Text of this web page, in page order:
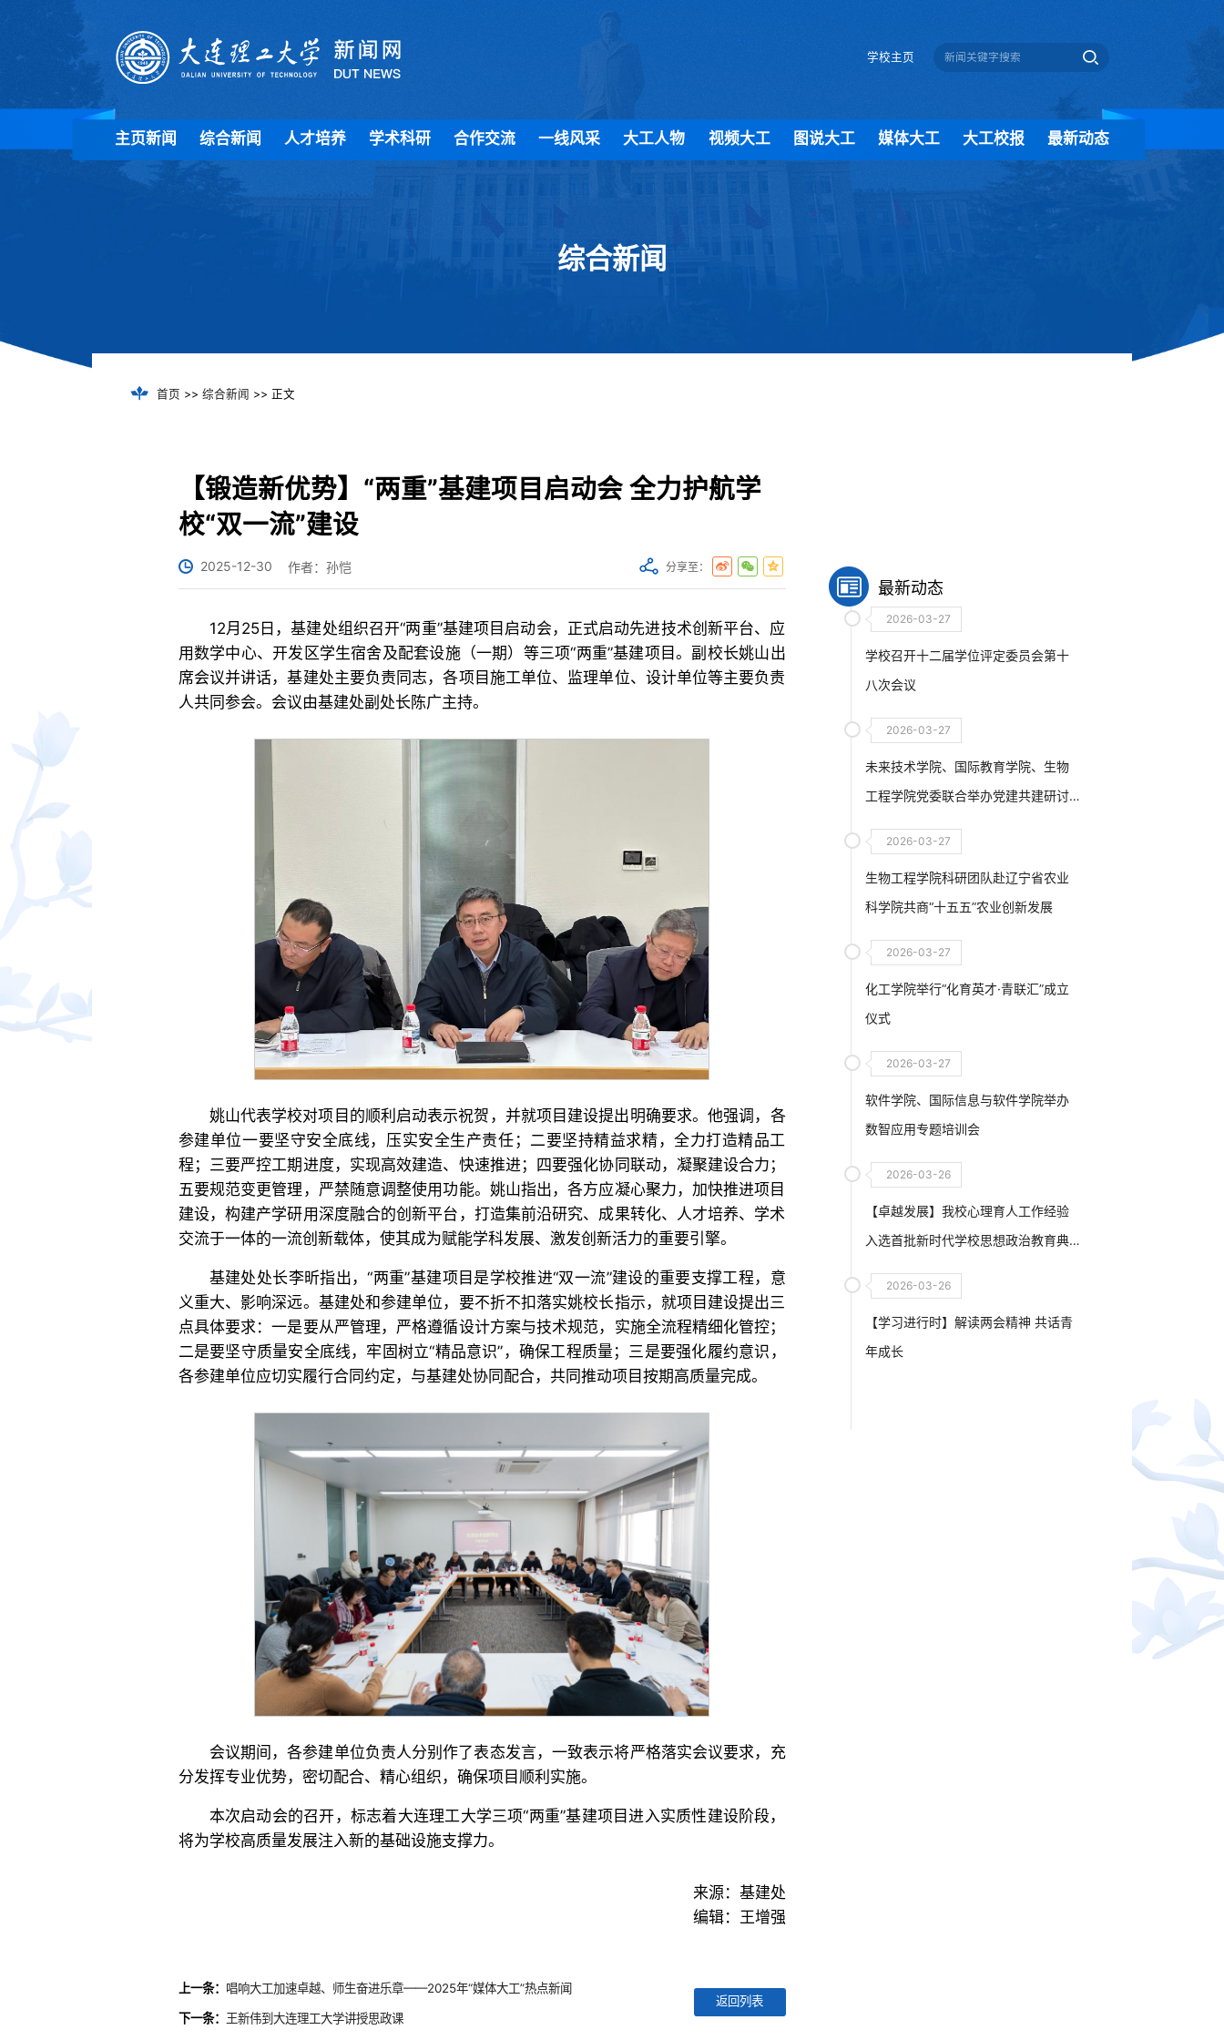
学校主页
主页新闻 综合新闻 人才培养 学术科研 合作交流 一线风采 大工人物 视频大工 图说大工 媒体大工 大工校报 最新动态
综合新闻
首页 >> 综合新闻 >> 正文
【锻造新优势】“两重”基建项目启动会 全力护航学
校“双一流”建设
2025-12-30 作者：孙恺 分享至：
12月25日，基建处组织召开“两重”基建项目启动会，正式启动先进技术创新平台、应
用数学中心、开发区学生宿舍及配套设施（一期）等三项“两重”基建项目。副校长姚山出
席会议并讲话，基建处主要负责同志，各项目施工单位、监理单位、设计单位等主要负责
人共同参会。会议由基建处副处长陈广主持。
姚山代表学校对项目的顺利启动表示祝贺，并就项目建设提出明确要求。他强调，各
参建单位一要坚守安全底线，压实安全生产责任；二要坚持精益求精，全力打造精品工
程；三要严控工期进度，实现高效建造、快速推进；四要强化协同联动，凝聚建设合力；
五要规范变更管理，严禁随意调整使用功能。姚山指出，各方应凝心聚力，加快推进项目
建设，构建产学研用深度融合的创新平台，打造集前沿研究、成果转化、人才培养、学术
交流于一体的一流创新载体，使其成为赋能学科发展、激发创新活力的重要引擎。
基建处处长李昕指出，“两重”基建项目是学校推进“双一流”建设的重要支撑工程，意
义重大、影响深远。基建处和参建单位，要不折不扣落实姚校长指示，就项目建设提出三
点具体要求：一是要从严管理，严格遵循设计方案与技术规范，实施全流程精细化管控；
二是要坚守质量安全底线，牢固树立“精品意识”，确保工程质量；三是要强化履约意识，
各参建单位应切实履行合同约定，与基建处协同配合，共同推动项目按期高质量完成。
会议期间，各参建单位负责人分别作了表态发言，一致表示将严格落实会议要求，充
分发挥专业优势，密切配合、精心组织，确保项目顺利实施。
本次启动会的召开，标志着大连理工大学三项“两重”基建项目进入实质性建设阶段，
将为学校高质量发展注入新的基础设施支撑力。
来源：基建处
编辑：王增强
上一条： 唱响大工加速卓越、师生奋进乐章——2025年“媒体大工”热点新闻
下一条： 王新伟到大连理工大学讲授思政课
返回列表
最新动态
2026-03-27
学校召开十二届学位评定委员会第十
八次会议
2026-03-27
未来技术学院、国际教育学院、生物
工程学院党委联合举办党建共建研讨
2026-03-27
生物工程学院科研团队赴辽宁省农业
科学院共商“十五五”农业创新发展
2026-03-27
化工学院举行“化育英才·青联汇”成立
仪式
2026-03-27
软件学院、国际信息与软件学院举办
数智应用专题培训会
2026-03-26
【卓越发展】我校心理育人工作经验
入选首批新时代学校思想政治教育典
2026-03-26
【学习进行时】解读两会精神 共话青
年成长